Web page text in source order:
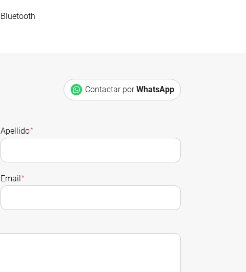
Bluetooth
Contactar porWhatsApp
Apellido*
Email*